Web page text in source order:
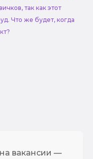
так как этот
Что же будет, когда
вакансии —